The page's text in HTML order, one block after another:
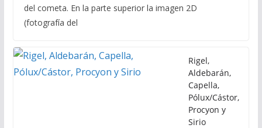
del cometa. En la parte superior la imagen 2D
(fotografía del
Rigel,
Aldebarán,
Capella,
Pólux/Cástor,
Procyon y
Sirio